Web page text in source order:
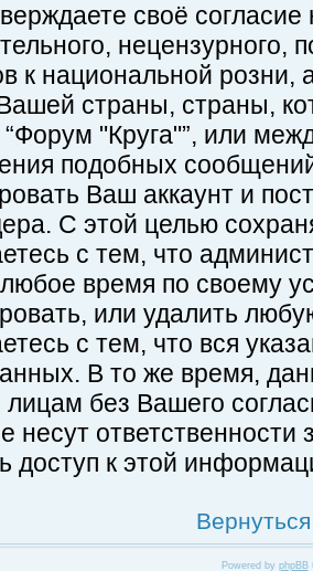
своё
нецензурного,
к национальной
страны, страны,
"Круга"”, или
подобных
Ваш аккаунт и
С этой целью
с тем, что
время по своему
или удалить
с тем, что вся
В то же время,
лицам без Вашего
несут ответственности
доступ к этой
Powered by phpBB